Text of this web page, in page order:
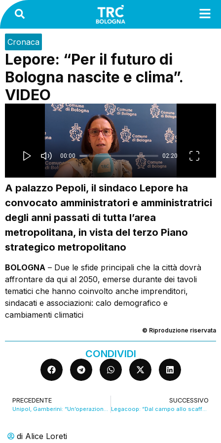
di Alice Loreti
Cronaca
Lepore: “Per il futuro di
Bologna nascite e clima”.
VIDEO
A palazzo Pepoli, il sindaco Lepore ha
convocato amministratori e amministratrici
degli anni passati di tutta l’area
metropolitana, in vista del terzo Piano
strategico metropolitano
BOLOGNA – Due le sfide principali che la città dovrà
affrontare da qui al 2050, emerse durante dei tavoli
tematici che hanno coinvolto anche imprenditori,
sindacati e associazioni: calo demografico e
cambiamenti climatici
© Riproduzione riservata
CONDIVIDI
PRECEDENTE
Unipol, Gamberini: “Un’operazione di sistema”. VIDEO
SUCCESSIVO
Legacoop: “Dal campo allo scaffale per una filiera integrata”. VIDEO